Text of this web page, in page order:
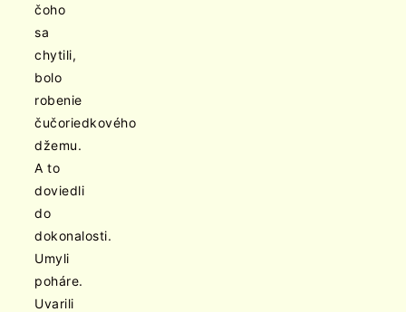
čoho
sa
chytili,
bolo
robenie
čučoriedkového
džemu.
A to
doviedli
do
dokonalosti.
Umyli
poháre.
Uvarili